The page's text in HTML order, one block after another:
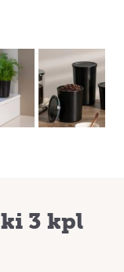
Next
3 kpl